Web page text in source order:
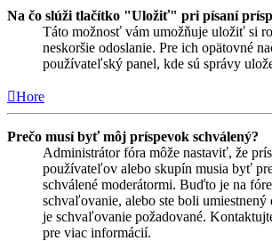
Na čo slúži tlačítko "Uložiť" pri písaní
Táto možnosť vám umožňuje uložiť si
neskoršie odoslanie. Pre ich opätovné
používateľský panel, kde sú správy
Hore
Prečo musí byť môj príspevok schválený?
Administrátor fóra môže nastaviť, že
používateľov alebo skupín musia byť
schválené moderátormi. Buďto je na
schvaľovanie, alebo ste boli
je schvaľovanie požadované.
pre viac informácií.